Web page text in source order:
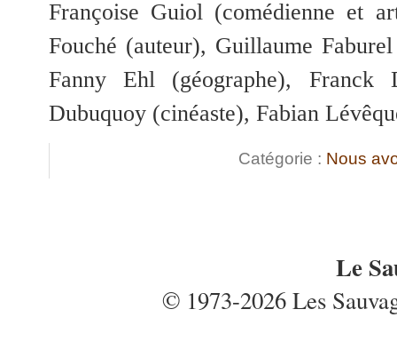
Françoise Guiol (comédienne et
Fouché (auteur), Guillaume
Fanny Ehl (géographe),
Dubuquoy (cinéaste), Fabian
Catégorie : Nous
Le
© 1973-2026 Les